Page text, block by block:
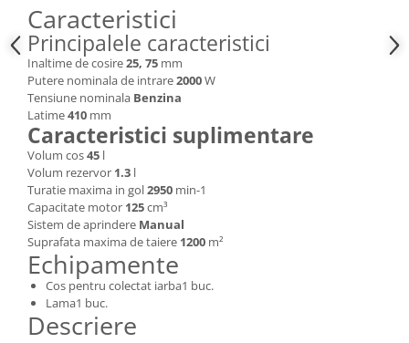
Masini automate de spalat rufe
Masini de spalat rufe cu uscator
Masini de spalat rufe verticale
Uscatoare de rufe
Masini de spalat vase
Masini de spalat vase incorporabile
Masini de spalat vase
independente
Motoburghiu/Foreza pamant
Pachete Incorporabile
Pirostrii & Arzatoare
Plasa umbrire
Pompe de stropit
Caracteristici
Principalele caracteristici
Inaltime de cosire25, 75 mm
Putere nominala de intrare2000W
Tensiune nominala Benzina
Latime410 mm
Caracteristici suplimentare
Volum cos45 l
Volum rezervor 1.3 l
Turatie maxima in gol2950 min-1
Capacitate motor 125cm³
Sistem de aprindere Manual
Suprafata maxima de taiere 1200 m²
Echipamente
Cos pentru colectat iarba1 buc.
Lama1 buc.
Descriere